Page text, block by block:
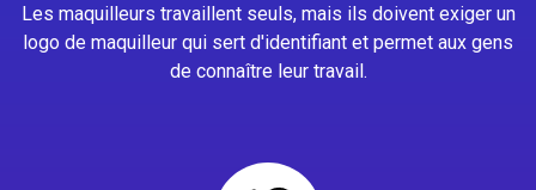
Les maquilleurs travaillent seuls, mais ils doivent exiger un
logo de maquilleur qui sert d'identifiant et permet aux gens
de connaître leur travail.